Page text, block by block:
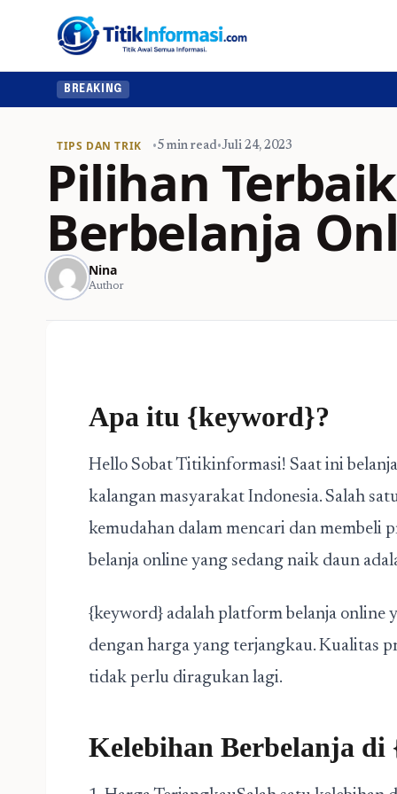
BREAKING
TIPS DAN TRIK •5 min read•Juli 24, 2023
Pilihan
Berbelanja
Nina
Author
Apa itu {keyword}?
Hello Sobat Titikinformasi! Saat ini
kalangan masyarakat Indonesia. Salah
kemudahan dalam mencari dan membeli
belanja online yang sedang naik daun
{keyword} adalah platform belanja online
dengan harga yang terjangkau. Kualitas
tidak perlu diragukan lagi.
Kelebihan Berbelanja